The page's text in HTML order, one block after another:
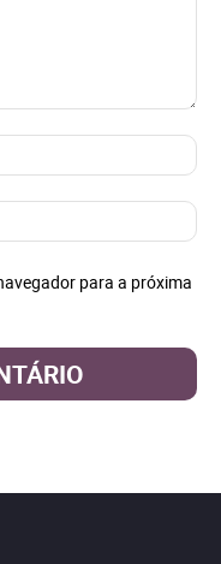
para a próxima